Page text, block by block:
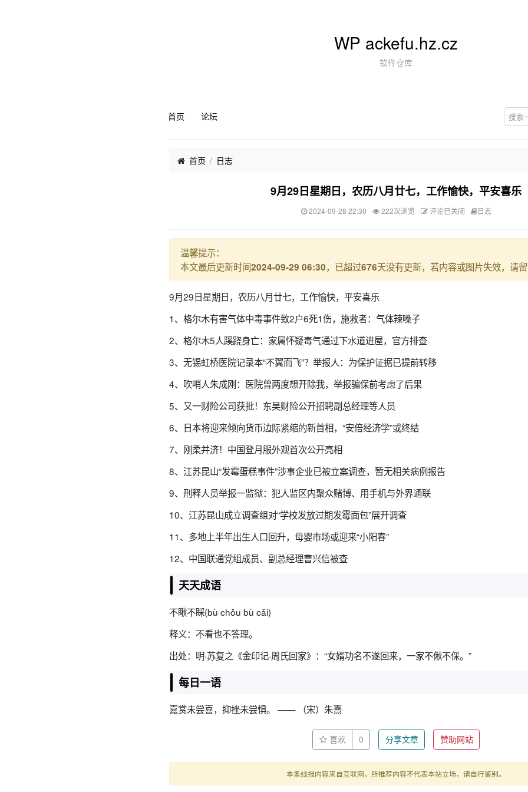
WP ackefu.hz.cz
软件仓库
首页 论坛
首页 日志
9月29日星期日，农历八月廿七，工作愉快，平安喜乐
2024-09-28 22:30 222次浏览 评论已关闭 日志
温馨提示：
本文最后更新时间2024-09-29 06:30，已超过676天没有更新，若内容或图片失效，请
9月29日星期日，农历八月廿七，工作愉快，平安喜乐
1、格尔木有害气体中毒事件致2户6死1伤，施救者：气体辣嗓子
2、格尔木5人蹊跷身亡：家属怀疑毒气通过下水道进屋，官方排查
3、无锡虹桥医院记录本“不翼而飞”？举报人：为保护证据已提前转移
4、吹哨人朱成刚：医院曾两度想开除我，举报骗保前考虑了后果
5、又一财险公司获批！东吴财险公开招聘副总经理等人员
6、日本将迎来倾向货币边际紧缩的新首相，“安倍经济学”或终结
7、刚柔并济！中国登月服外观首次公开亮相
8、江苏昆山“发霉蛋糕事件”涉事企业已被立案调查，暂无相关病例报告
9、刑释人员举报一监狱：犯人监区内聚众赌博、用手机与外界通联
10、江苏昆山成立调查组对“学校发放过期发霉面包”展开调查
11、多地上半年出生人口回升，母婴市场或迎来“小阳春”
12、中国联通党组成员、副总经理曹兴信被查
天天成语
不瞅不睬(bù chǒu bù cǎi)
释义：不看也不答理。
出处：明·苏复之《金印记·周氏回家》：“女婿功名不遂回来，一家不偢不倸。”
每日一语
嘉赏未尝喜，抑挫未尝惧。 —— （宋）朱熹
喜欢 0 分享文章 赞助网站
本条线报内容来自互联网，所推荐内容不代表本站立场，请自行鉴别。